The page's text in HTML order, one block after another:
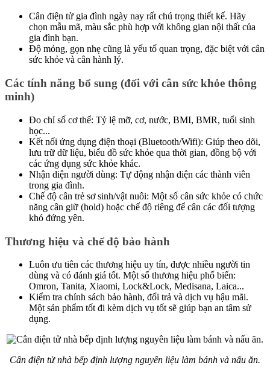
Cân điện tử gia đình ngày nay rất chú trọng thiết kế. Hãy
chọn mẫu mã, màu sắc phù hợp với không gian nội thất của
gia đình bạn.
Độ mỏng, gọn nhẹ cũng là yếu tố quan trọng, đặc biệt với cân
sức khỏe và cân hành lý.
Các tính năng bổ sung (đối với cân sức khỏe thông
minh)
Đo chỉ số cơ thể: Tỷ lệ mỡ, cơ, nước, BMI, BMR, tuổi sinh
học...
Kết nối ứng dụng điện thoại (Bluetooth/Wifi): Giúp theo dõi,
lưu trữ dữ liệu, biểu đồ sức khỏe qua thời gian, đồng bộ với
các ứng dụng sức khỏe khác.
Nhận diện người dùng: Tự động nhận diện các thành viên
trong gia đình.
Chế độ cân trẻ sơ sinh/vật nuôi: Một số cân sức khỏe có chức
năng cân giữ (hold) hoặc chế độ riêng để cân các đối tượng
khó đứng yên.
Thương hiệu và chế độ bảo hành
Luôn ưu tiên các thương hiệu uy tín, được nhiều người tin
dùng và có đánh giá tốt. Một số thương hiệu phổ biến:
Omron, Tanita, Xiaomi, Lock&Lock, Medisana, Laica...
Kiểm tra chính sách bảo hành, đổi trả và dịch vụ hậu mãi.
Một sản phẩm tốt đi kèm dịch vụ tốt sẽ giúp bạn an tâm sử
dụng.
Cân điện tử nhà bếp định lượng nguyên liệu làm bánh và nấu ăn.